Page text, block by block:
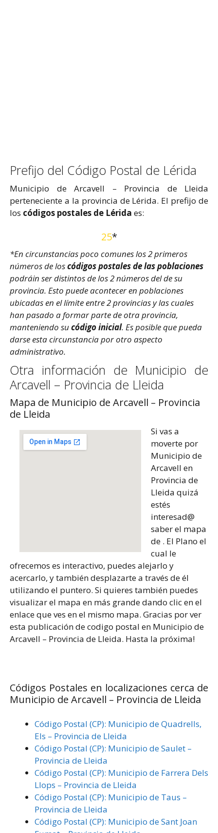
Prefijo del Código Postal de Lérida
Municipio de Arcavell – Provincia de Lleida
perteneciente a la provincia de Lérida. El prefijo de
los códigos postales de Lérida es:
25*
*En circunstancias poco comunes los 2 primeros
números de loscódigos postales de las poblaciones
podráin ser distintos de los 2 números del de su
provincia. Esto puede acontecer en poblaciones
ubicadas en el límite entre 2 provincias y las cuales
han pasado a formar parte de otra provincia,
manteniendo sucódigo inicial. Es posible que pueda
darse esta circunstancia por otro aspecto
administrativo.
Otra información de Municipio de
Arcavell – Provincia de Lleida
Mapa de Municipio de Arcavell – Provincia
de Lleida
Si vas a
moverte por
Municipio de
Arcavell en
Provincia de
Lleida quizá
estés
interesad@
saber el mapa
de . El Plano el
cual le
ofrecemos es interactivo, puedes alejarlo y
acercarlo, y también desplazarte a través de él
utilizando el puntero. Si quieres también puedes
visualizar el mapa en más grande dando clic en el
enlace que ves en el mismo mapa. Gracias por ver
esta publicación de codigo postal en Municipio de
Arcavell – Provincia de Lleida. Hasta la próxima!
Códigos Postales en localizaciones cerca de
Municipio de Arcavell – Provincia de Lleida
Código Postal (CP): Municipio de Quadrells,
Els – Provincia de Lleida
Código Postal (CP): Municipio de Saulet –
Provincia de Lleida
Código Postal (CP): Municipio de Farrera Dels
Llops – Provincia de Lleida
Código Postal (CP): Municipio de Taus –
Provincia de Lleida
Código Postal (CP): Municipio de Sant Joan